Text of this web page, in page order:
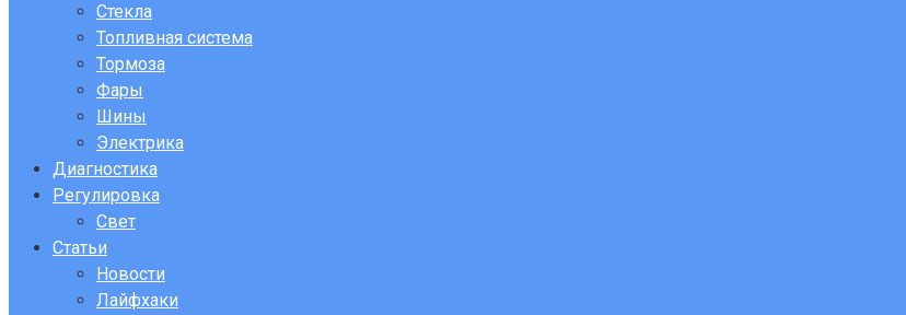
Стекла
Топливная система
Тормоза
Фары
Шины
Электрика
Диагностика
Регулировка
Свет
Статьи
Новости
Лайфхаки